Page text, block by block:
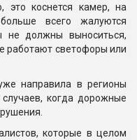
это коснется камер, на
всего жалуются
не должны выноситься,
работают светофоры или
направила в регионы
когда дорожные
которые в целом